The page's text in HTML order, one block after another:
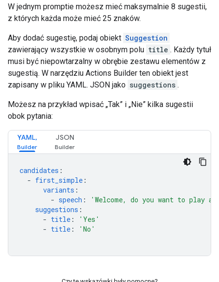
W jednym promptie możesz mieć maksymalnie 8 sugestii,
z których każda może mieć 25 znaków.
Aby dodać sugestię, podaj obiekt Suggestion
zawierający wszystkie w osobnym polu title . Każdy tytuł
musi być niepowtarzalny w obrębie zestawu elementów z
sugestią. W narzędziu Actions Builder ten obiekt jest
zapisany w pliku YAML. JSON jako suggestions .
Możesz na przykład wpisać „Tak” i „Nie” kilka sugestii
obok pytania:
YAML, JSON
candidates :
- first_simple :
variants :
- speech : 'Welcome, do you want to play a
suggestions :
- title :
'Yes'
- title : 'No'